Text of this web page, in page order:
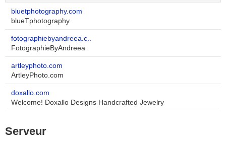
bluetphotography.com
blueTphotography
fotographiebyandreea.c..
FotographieByAndreea
artleyphoto.com
ArtleyPhoto.com
doxallo.com
Welcome! Doxallo Designs Handcrafted Jewelry
Serveur